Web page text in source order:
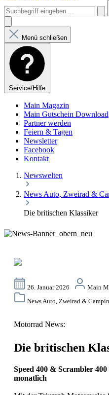
Menü schließen
Service/Hilfe
Main Magazin
Main Gutschein Download
Partner werden
Feiern & Tagen
Newsletter
Facebook
Kontakt
Newswelten
News Auto, Zweirad &
Die britischen Klassiker
26. Januar 2026
Main
News Auto, Zweirad &
Motorrad News:
Die britischen
Speed 400 & Scrambler
monatlich